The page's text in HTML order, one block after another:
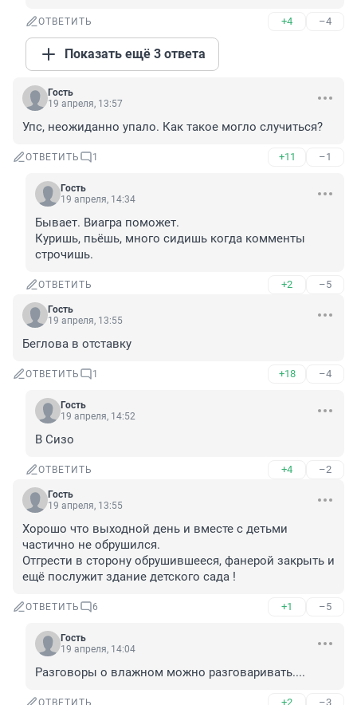
ОТВЕТИТЬ +4 –4
Показать ещё 3 ответа
Гость
19 апреля, 13:57
Упс, неожиданно упало. Как такое могло случиться?
ОТВЕТИТЬ 1 +11 –1
Гость
19 апреля, 14:34
Бывает. Виагра поможет.
Куришь, пьёшь, много сидишь когда комменты
строчишь.
ОТВЕТИТЬ +2 –5
Гость
19 апреля, 13:55
Беглова в отставку
ОТВЕТИТЬ 1 +18 –4
Гость
19 апреля, 14:52
В Сизо
ОТВЕТИТЬ +4 –2
Гость
19 апреля, 13:55
Хорошо что выходной день и вместе с детьми
частично не обрушился.
Отгрести в сторону обрушившееся, фанерой закрыть и
ещё послужит здание детского сада !
ОТВЕТИТЬ 6 +1 –5
Гость
19 апреля, 14:04
Разговоры о влажном можно разговаривать....
ОТВЕТИТЬ +2 –3